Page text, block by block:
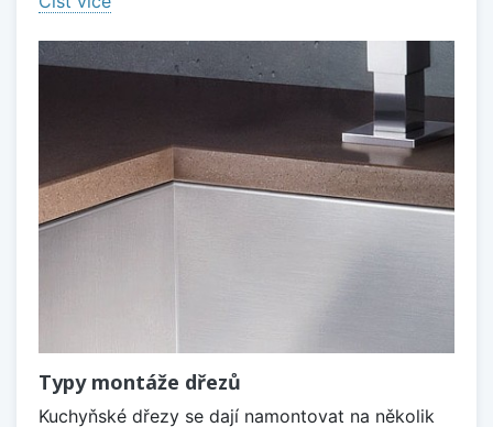
Typy montáže dřezů
Kuchyňské dřezy se dají namontovat na několik